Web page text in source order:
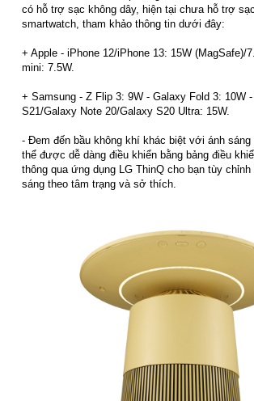
có hỗ trợ sạc không dây, hiện tại chưa hỗ trợ
smartwatch, tham khảo thông tin dưới đây:
+ Apple - iPhone 12/iPhone 13: 15W (MagSafe)/
mini: 7.5W.
+ Samsung - Z Flip 3: 9W - Galaxy Fold 3: 10W
S21/Galaxy Note 20/Galaxy S20 Ultra: 15W.
- Đem đến bầu không khí khác biệt với ánh
thể được dễ dàng điều khiển bằng bảng điều
thông qua ứng dụng LG ThinQ cho bạn tùy
sáng theo tâm trạng và sở thích.